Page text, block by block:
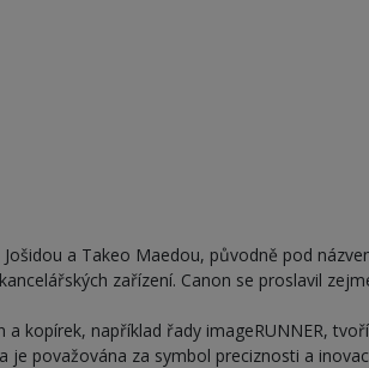
a Takeo Maedou, původně pod
zařízení. Canon se proslavil
kopírek, například řady imageRUNNER,
je považována za symbol preciznosti a